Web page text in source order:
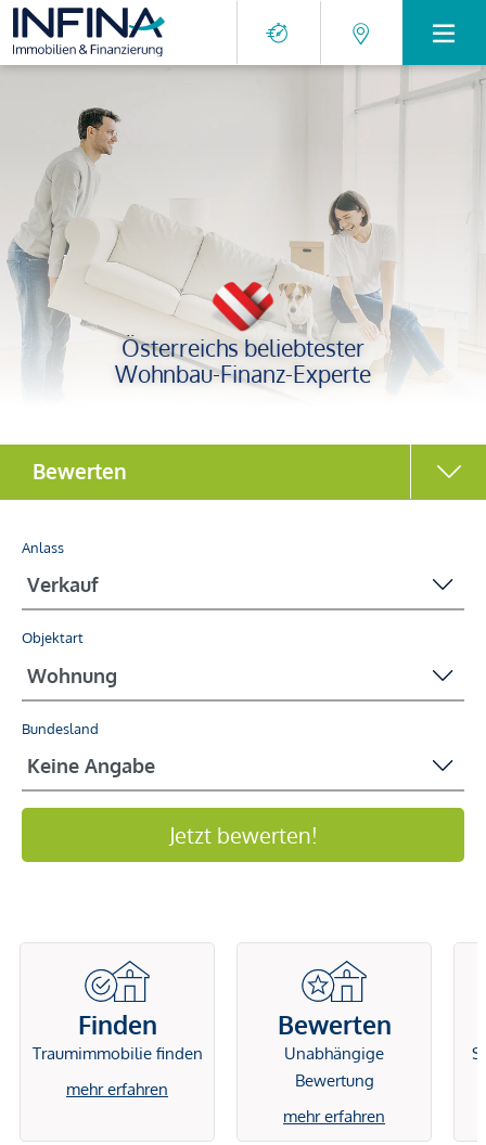
Österreichs beliebtester
Wohnbau-Finanz-Experte
Anlass
Objektart
Bundesland
Jetzt bewerten!
Bewerten
Finden
Traumimmobilie finden
mehr erfahren
Bewerten
Unabhängige
Bewertung
mehr erfahren